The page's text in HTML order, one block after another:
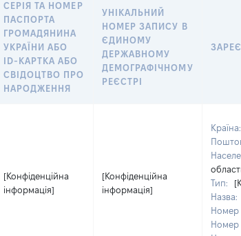
СЕРІЯ ТА НОМЕР
ПАСПОРТА
ГРОМАДЯНИНА
УКРАЇНИ АБО
ID-КАРТКА АБО
СВІДОЦТВО ПРО
НАРОДЖЕННЯ
УНІКАЛЬНИЙ
НОМЕР ЗАПИСУ В
ЄДИНОМУ
ДЕРЖАВНОМУ
ДЕМОГРАФІЧНОМУ
РЕЄСТРІ
[Конфіденційна
інформація]
[Конфіденційна
інформація]
Країна:
Тип:
Назва:
Номер
Номер